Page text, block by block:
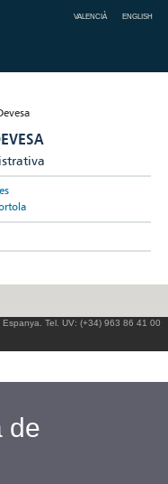
VALENCIÀ ENGLISH
Tel. UV: (+34) 963 86 41 00
de